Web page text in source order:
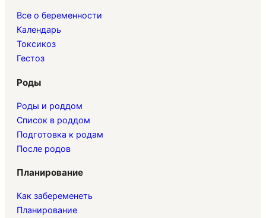
Все о беременности
Календарь
Токсикоз
Гестоз
Роды
Роды и роддом
Список в роддом
Подготовка к родам
После родов
Планирование
Как забеременеть
Планирование